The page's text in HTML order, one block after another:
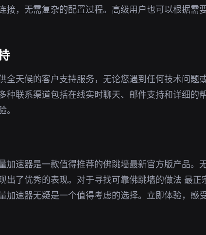
接，无需复杂的配置过程。高级用户也可以根据需
全天候的客户支持服务，无论您遇到任何技术问题
种联系渠道包括在线实时聊天、邮件支持和详细的
加速器是一款值得推荐的佛跳墙最新官方版产品。
出了优秀的表现。对于寻找可靠佛跳墙的做法 最
加速器无疑是一个值得考虑的选择。立即体验，感